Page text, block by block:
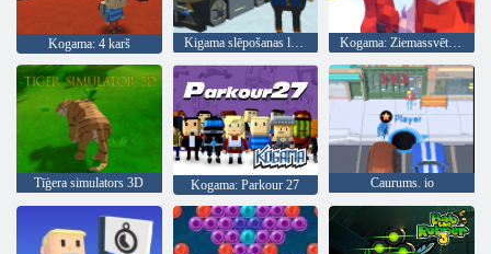
Kogama: 4 karš Kigama slēpošanas lekt!
Tīģera simulators 3D Kogama: Parkour 27 Caurums. io